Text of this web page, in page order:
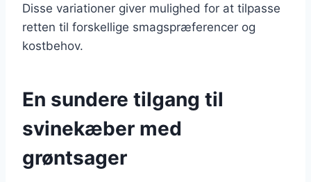
Disse variationer giver mulighed for at tilpasse
retten til forskellige smagspræferencer og
kostbehov.
En sundere tilgang til
svinekæber med
grøntsager